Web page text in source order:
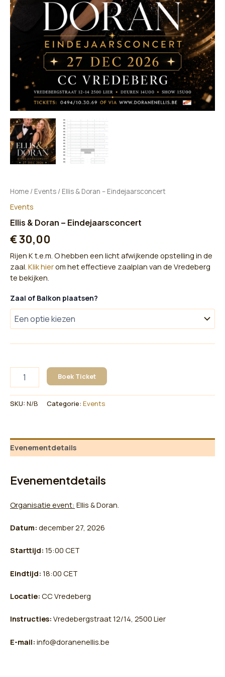
Home / Events / Ellis & Doran – Eindejaarsconcert
Events
Ellis & Doran – Eindejaarsconcert
€30,00
Rijen K t.e.m. O hebben een licht afwijkende opstelling in de
zaal. Klik hierom het effectieve zaalplan van de Vredeberg
te bekijken.
Zaal of Balkon plaatsen?
-
Boek Ticket
SKU: N/B Categorie: Events
Evenementdetails
Evenementdetails
Organisatie event: Ellis & Doran.
Datum: december 27, 2026
Starttijd: 15:00 CET
Eindtijd: 18:00 CET
Locatie: CC Vredeberg
Instructies: Vredebergstraat 12/14, 2500 Lier
E-mail: info@doranenellis.be